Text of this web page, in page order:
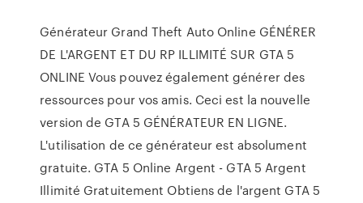
Générateur Grand Theft Auto Online GÉNÉRER
DE L'ARGENT ET DU RP ILLIMITÉ SUR GTA 5
ONLINE Vous pouvez également générer des
ressources pour vos amis. Ceci est la nouvelle
version de GTA 5 GÉNÉRATEUR EN LIGNE.
L'utilisation de ce générateur est absolument
gratuite. GTA 5 Online Argent - GTA 5 Argent
Illimité Gratuitement Obtiens de l'argent GTA 5